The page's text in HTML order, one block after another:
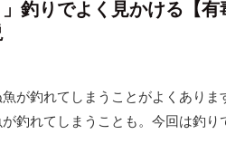
」釣りでよく見かける【
が釣れてしまうことがよくあり
釣れてしまうことも。今回は釣